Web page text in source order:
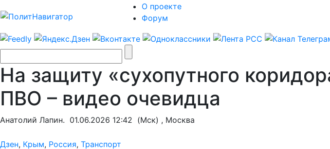
О проекте
Форум
На защиту «сухопутного
ПВО – видео очевидца
Анатолий Лапин. 01.06.2026 12:42 (Мск) , Москва
Дзен, Крым, Россия, Транспорт